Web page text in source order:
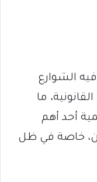
الشوارع
ما
أحد أهم
خاصة في ظل